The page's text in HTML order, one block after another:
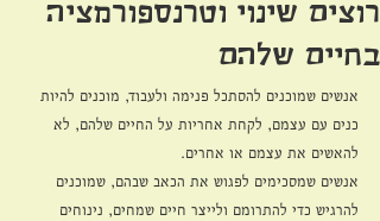
רוצים שינוי וטרנספורמציה
בחיים שלהם
אנשים שמוכנים להסתכל פנימה ולעבוד, מוכנים להיות
כנים עם עצמם, לקחת אחריות על החיים שלהם, לא
להאשים את עצמם או אחרים.
אנשים שמסכימים לפגוש את הכאב שבהם, שמוכנים
להרגיש כדי להתרומם ולייצר חיים שמחים, נינוחים